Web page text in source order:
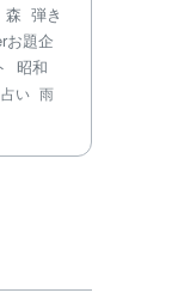
森 弾き
お題企
昭和
占い 雨